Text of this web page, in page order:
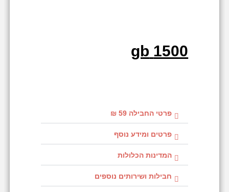
1500 gb
פרטי החבילה 59 ₪
פרטים ומידע נוסף
המדינות הכלולות
חבילות ושירותים נוספים